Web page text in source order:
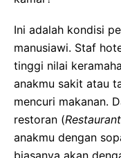
Ini adalah kondisi
manusiawi. Staf
tinggi nilai
anakmu sakit atau
mencuri makanan.
restoran (
anakmu dengan